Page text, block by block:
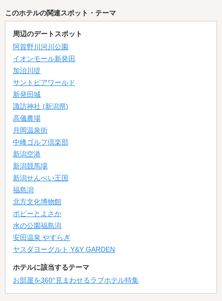
このホテルの関連スポット・テーマ
周辺のデートスポット
阿賀野川河川公園
イオンモール新発田
加治川堤
サントピアワールド
新発田城
諏訪神社 (新潟県)
高儀農場
月岡温泉街
中峰ゴルフ倶楽部
新潟空港
新潟競馬場
新潟せんべい王国
福島潟
北方文化博物館
ポピーとよさか
水の公園福島潟
安田温泉 やすらぎ
ヤスダヨーグルト Y&Y GARDEN
ホテルに該当するテーマ
お部屋を360°見まわせるラブホテル特集